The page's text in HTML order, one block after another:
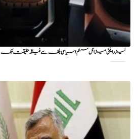
لیزر اینٹی میزائل سسٹم؛ سیاسی بلف سے فیلڈ حقیقت تک